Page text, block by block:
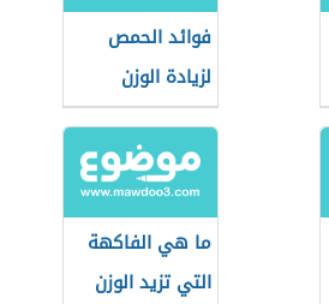
فوائد الحمص
لزيادة الوزن
ما هي الفاكهة
التي تزيد الوزن